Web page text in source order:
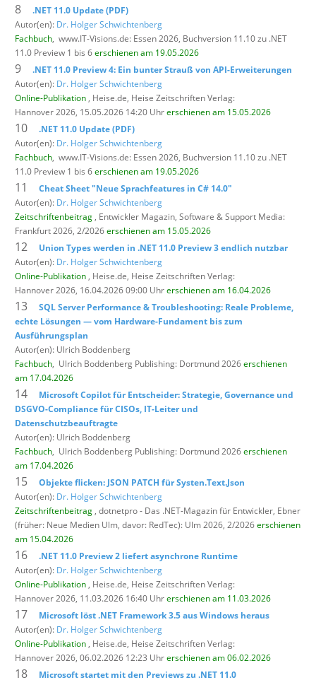
8
.NET 11.0 Update (PDF)
Autor(en): Dr. Holger Schwichtenberg
Fachbuch, www.IT-Visions.de: Essen 2026, Buchversion 11.10 zu .NET
11.0 Preview 1 bis 6erschienen am 19.05.2026
9
.NET 11.0 Preview 4: Ein bunter Strauß von API-Erweiterungen
Autor(en): Dr. Holger Schwichtenberg
Online-Publikation , Heise.de, Heise Zeitschriften Verlag:
Hannover 2026, 15.05.2026 14:20 Uhrerschienen am 15.05.2026
10
.NET 11.0 Update (PDF)
Autor(en): Dr. Holger Schwichtenberg
Fachbuch, www.IT-Visions.de: Essen 2026, Buchversion 11.10 zu .NET
11.0 Preview 1 bis 6erschienen am 19.05.2026
11
Cheat Sheet "Neue Sprachfeatures in C# 14.0"
Autor(en): Dr. Holger Schwichtenberg
Zeitschriftenbeitrag , Entwickler Magazin, Software & Support Media:
Frankfurt 2026, 2/2026erschienen am 15.05.2026
12
Union Types werden in .NET 11.0 Preview 3 endlich nutzbar
Autor(en): Dr. Holger Schwichtenberg
Online-Publikation , Heise.de, Heise Zeitschriften Verlag:
Hannover 2026, 16.04.2026 09:00 Uhrerschienen am 16.04.2026
13
SQL Server Performance & Troubleshooting: Reale Probleme,
echte Lösungen — vom Hardware-Fundament bis zum
Ausführungsplan
Autor(en): Ulrich Boddenberg
Fachbuch, Ulrich Boddenberg Publishing: Dortmund 2026erschienen
am 17.04.2026
14
Microsoft Copilot für Entscheider: Strategie, Governance und
DSGVO-Compliance für CISOs, IT-Leiter und
Datenschutzbeauftragte
Autor(en): Ulrich Boddenberg
Fachbuch, Ulrich Boddenberg Publishing: Dortmund 2026erschienen
am 17.04.2026
15
Objekte flicken: JSON PATCH für Systen.Text.Json
Autor(en): Dr. Holger Schwichtenberg
Zeitschriftenbeitrag , dotnetpro - Das .NET-Magazin für Entwickler, Ebner
(früher: Neue Medien Ulm, davor: RedTec): Ulm 2026, 2/2026erschienen
am 15.04.2026
16
.NET 11.0 Preview 2 liefert asynchrone Runtime
Autor(en): Dr. Holger Schwichtenberg
Online-Publikation , Heise.de, Heise Zeitschriften Verlag:
Hannover 2026, 11.03.2026 16:40 Uhrerschienen am 11.03.2026
17
Microsoft löst .NET Framework 3.5 aus Windows heraus
Autor(en): Dr. Holger Schwichtenberg
Online-Publikation , Heise.de, Heise Zeitschriften Verlag:
Hannover 2026, 06.02.2026 12:23 Uhrerschienen am 06.02.2026
18 Microsoft startet mit den Previews zu .NET 11.0